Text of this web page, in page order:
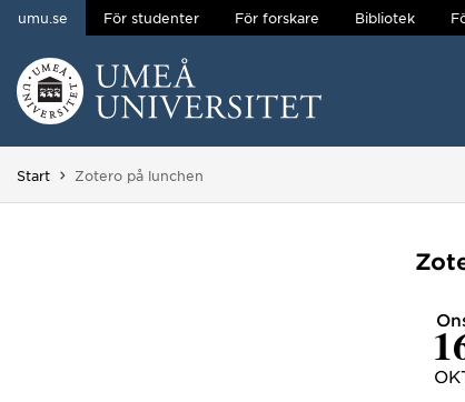
Hoppa direkt till innehållet
umu.se För studenter För forskare Bibliotek
Huvudmenyn dold.
Start Du är här:
Zotero på lunchen